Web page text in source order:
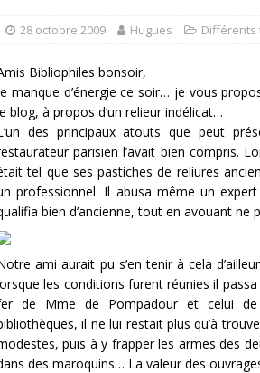
[ 1 août 2026 ]
28 octobre 2009 Hugues Différents
Bibliophiles bonsoir,
manque d’énergie ce soir… je vous
blog, à propos d’un relieur indélicat…
des principaux atouts que peut
parisien l’avait bien compris.
tel que ses pastiches de reliures
professionnel. Il abusa même un
bien d’ancienne, tout en avouant ne
ami aurait pu s’en tenir à cela
les conditions furent réunies il
de Mme de Pompadour et celui de
il ne lui restait plus qu’à
puis à y frapper les armes des
des maroquins… La valeur des